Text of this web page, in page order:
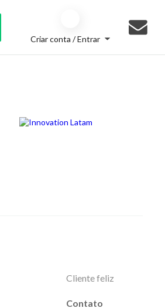
Criar conta / Entrar
Cliente feliz
Contato